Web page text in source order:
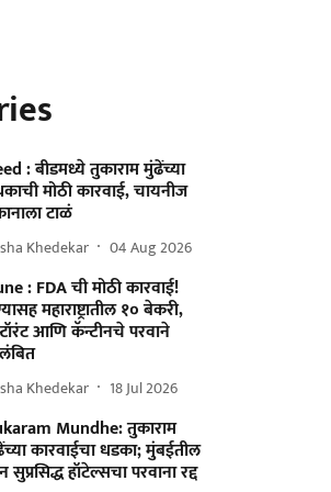
: बीडमध्ये तुकाराम मुंढेंच्या
मोठी कारवाई, चायनीज
टाळं
Khedekar 04 Aug 2026
: FDA ची मोठी कारवाई!
महाराष्ट्रातील १० बेकरी,
आणि कॅन्टीनचे परवाने
Khedekar 18 Jul 2026
Mundhe: तुकाराम
कारवाईचा धडका; मुंबईतील
सुप्रसिद्ध हॉटेल्सचा परवाना रद्द